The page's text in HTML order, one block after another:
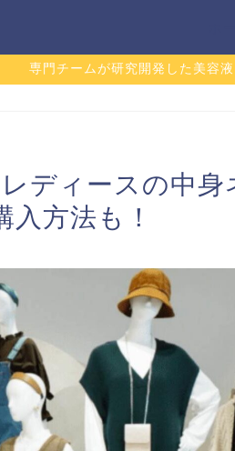
専門チームが研究開発した美容
ディースの中身
方法も！